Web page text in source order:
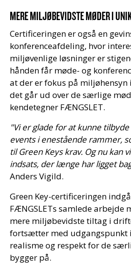
MERE MILJØBEVIDSTE MØDER I
Certificeringen er også en
konferenceafdeling, hvor
miljøvenlige løsninger er
hånden får møde- og
at der er fokus på
det går ud over de særlige
kendetegner FÆNGSLET.
"Vi er glade for at kunne
events i enestående rammer,
til Green Keys krav. Og nu kan
indsats, der længe har ligget
Anders Vigild.
Green Key-certificeringen
FÆNGSLETs samlede arbejde
mere miljøbevidste tiltag i
fortsætter med udgangspunkt
realisme og respekt for de
bygger på.